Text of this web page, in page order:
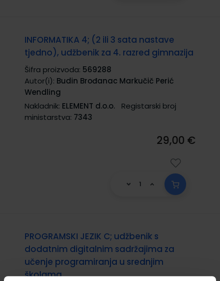
INFORMATIKA 4; (2 ili 3 sata nastave
tjedno), udžbenik za 4. razred gimnazija
Šifra proizvoda: 569288
Autor(i): Budin Brođanac Markučič Perić
Wendling
Nakladnik: ELEMENT d.o.o.
Registarski broj
ministarstva: 7343
29,00 €
PROGRAMSKI JEZIK C; udžbenik s
dodatnim digitalnim sadržajima za
učenje programiranja u srednjim
školama